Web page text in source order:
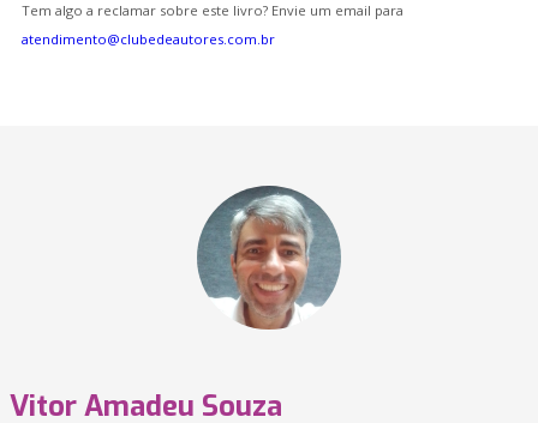
Tem algo a reclamar sobre este livro? Envie um email para
atendimento@clubedeautores.com.br
Vitor Amadeu Souza